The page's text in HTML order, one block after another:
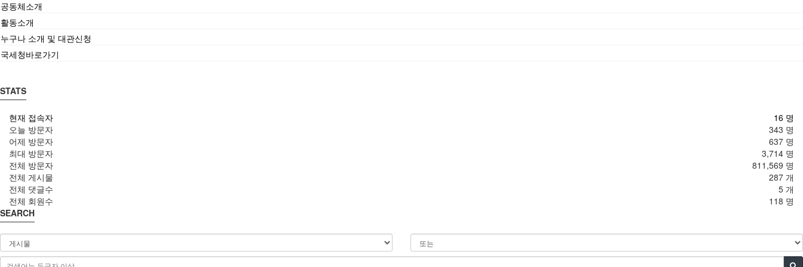
공동체소개
활동소개
누구나 소개 및 대관신청
국세청바로가기
STATS
16 명
현재 접속자
343 명
오늘 방문자
637 명
어제 방문자
3,714 명
최대 방문자
811,569 명
전체 방문자
287 개
전체 게시물
5 개
전체 댓글수
118 명
전체 회원수
SEARCH